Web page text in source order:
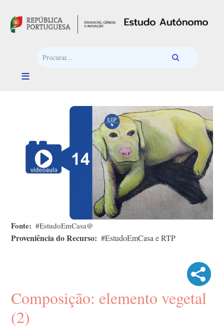
Fonte #EstudoEmCasa@
Proveniência do Recurso #EstudoEmCasa e RTP
Composição: elemento vegetal
(2)